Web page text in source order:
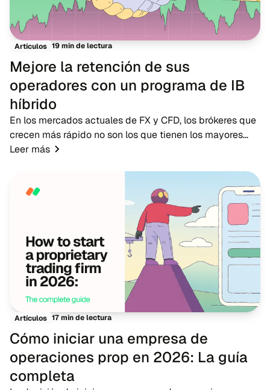
Artículos 19 min de lectura
Mejore la retención de sus
operadores con un programa de IB
híbrido
En los mercados actuales de FX y CFD, los brókeres que
crecen más rápido no son los que tienen los mayores
presupuestos publicitarios, sino los que cuentan con
Leer más
Artículos 17 min de lectura
Cómo iniciar una empresa de
operaciones prop en 2026: La guía
completa